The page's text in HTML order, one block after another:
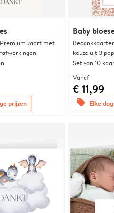
kaart met
prijzen
Baby
keuze uit 3
Set van 10
Vanaf
€ 11,99
offers Elke